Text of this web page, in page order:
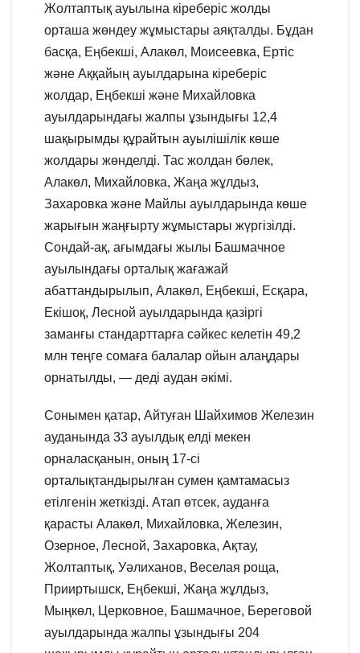
Жолтаптық ауылына кіреберіс жолды
орташа жөндеу жұмыстары аяқталды. Бұдан
басқа, Еңбекші, Алакөл, Моисеевка, Ертіс
және Аққайың ауылдарына кіреберіс
жолдар, Еңбекші және Михайловка
ауылдарындағы жалпы ұзындығы 12,4
шақырымды құрайтын ауылішілік көше
жолдары жөнделді. Тас жолдан бөлек,
Алакөл, Михайловка, Жаңа жұлдыз,
Захаровка және Майлы ауылдарында көше
жарығын жаңғырту жұмыстары жүргізілді.
Сондай-ақ, ағымдағы жылы Башмачное
ауылындағы орталық жағажай
абаттандырылып, Алакөл, Еңбекші, Есқара,
Екішоқ, Лесной ауылдарында қазіргі
заманғы стандарттарға сәйкес келетін 49,2
млн теңге сомаға балалар ойын алаңдары
орнатылды, — деді аудан әкімі.
Сонымен қатар, Айтуған Шайхимов Железин
ауданында 33 ауылдық елді мекен
орналасқанын, оның 17-сі
орталықтандырылған сумен қамтамасыз
етілгенін жеткізді. Атап өтсек, ауданға
қарасты Алакөл, Михайловка, Железин,
Озерное, Лесной, Захаровка, Ақтау,
Жолтаптық, Уәлиханов, Веселая роща,
Прииртышск, Еңбекші, Жаңа жұлдыз,
Мыңкөл, Церковное, Башмачное, Береговой
ауылдарында жалпы ұзындығы 204